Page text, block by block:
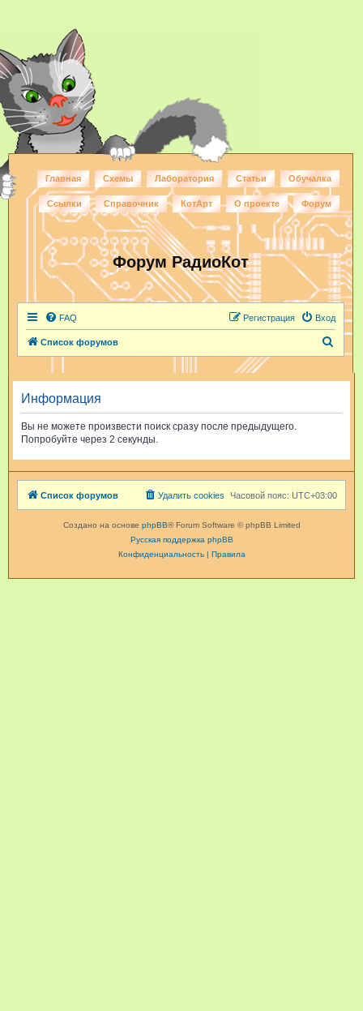
Главная Схемы Лаборатория Статьи Обучалка
Ссылки Справочник КотАрт О проекте Форум
Форум РадиоКот
FAQ Вход
Регистрация
Список форумов
и
Информация
Вы не можете произвести поиск сразу после предыдущего.
Попробуйте через 2 секунды.
Список форумов Часовой пояс: UTC+03:00
Удалить cookies
Создано на основе phpBB® Forum Software © phpBB Limited
Русская поддержка phpBB
Конфиденциальность| Правила